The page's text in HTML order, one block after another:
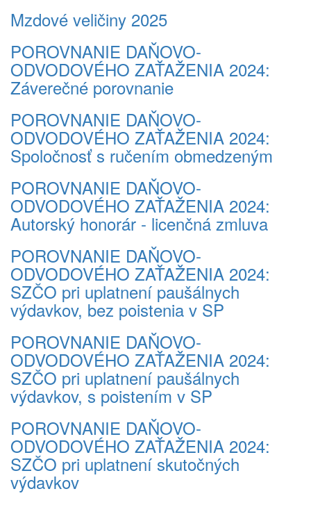
Mzdové veličiny 2025
POROVNANIE DAŇOVO-
ODVODOVÉHO ZAŤAŽENIA 2024:
Záverečné porovnanie
POROVNANIE DAŇOVO-
ODVODOVÉHO ZAŤAŽENIA 2024:
Spoločnosť s ručením obmedzeným
POROVNANIE DAŇOVO-
ODVODOVÉHO ZAŤAŽENIA 2024:
Autorský honorár - licenčná zmluva
POROVNANIE DAŇOVO-
ODVODOVÉHO ZAŤAŽENIA 2024:
SZČO pri uplatnení paušálnych
výdavkov, bez poistenia v SP
POROVNANIE DAŇOVO-
ODVODOVÉHO ZAŤAŽENIA 2024:
SZČO pri uplatnení paušálnych
výdavkov, s poistením v SP
POROVNANIE DAŇOVO-
ODVODOVÉHO ZAŤAŽENIA 2024:
SZČO pri uplatnení skutočných
výdavkov